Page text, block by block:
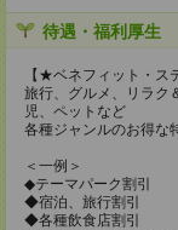
待遇・福利厚生
【★ベネフィット・ス
旅行、グルメ、リラク
児、ペットなど
各種ジャンルのお得な
＜一例＞
◆テーマパーク割引
◆宿泊、旅行割引
◆各種飲食店割引